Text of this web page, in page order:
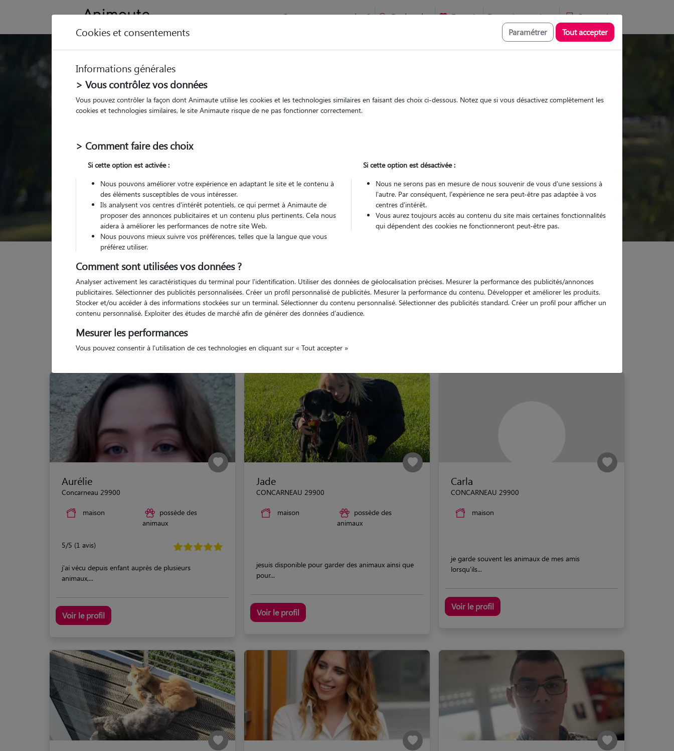
Comment ça marche ? Recherche Favoris Devenir pet sitter Connexion
Trouvez votre gardien idéal !
Parmi nospet sitters vérifiés chez le Pet Sitter
chez le Pet Sitter Visites
Visites
Pour quel animal ?
Trouver mon Pet Sitter
Garde animaux France Bretagne Finistère Concarneau
Aurélie
Concarneau 29900
maison
possède des
animaux
5/5 (1 avis)
j'ai vécu depuis enfant auprès de plusieurs
animaux,...
Voir le profil
Jade
CONCARNEAU 29900
maison
possède des
animaux
jesuis disponible pour garder des animaux ainsi que
pour...
Voir le profil
Carla
CONCARNEAU 29900
maison
je garde souvent les animaux de mes amis
lorsqu'ils...
Voir le profil
Cookies et consentements Paramétrer Tout accepter
Informations générales
> Vous contrôlez vos données
Vous pouvez contrôler la façon dont Animaute utilise les cookies et les technologies similaires en faisant des choix ci-dessous. Notez que si vous désactivez complètement les
cookies et technologies similaires, le site Animaute risque de ne pas fonctionner correctement.
> Comment faire des choix
Si cette option est activée :
Nous pouvons améliorer votre expérience en adaptant le site et le contenu à
des éléments susceptibles de vous intéresser.
Ils analysent vos centres d'intérêt potentiels, ce qui permet à Animaute de
proposer des annonces publicitaires et un contenu plus pertinents. Cela nous
aidera à améliorer les performances de notre site Web.
Nous pouvons mieux suivre vos préférences, telles que la langue que vous
préférez utiliser.
Si cette option est désactivée :
Nous ne serons pas en mesure de nous souvenir de vous d'une sessions à
l'autre. Par conséquent, l'expérience ne sera peut-être pas adaptée à vos
centres d'intérêt.
Vous aurez toujours accès au contenu du site mais certaines fonctionnalités
qui dépendent des cookies ne fonctionneront peut-être pas.
Comment sont utilisées vos données ?
Analyser activement les caractéristiques du terminal pour l'identification. Utiliser des données de géolocalisation précises. Mesurer la performance des publicités/annonces
publicitaires. Sélectionner des publicités personnalisées. Créer un profil personnalisé de publicités. Mesurer la performance du contenu. Développer et améliorer les produits.
Stocker et/ou accéder à des informations stockées sur un terminal. Sélectionner du contenu personnalisé. Sélectionner des publicités standard. Créer un profil pour afficher un
contenu personnalisé. Exploiter des études de marché afin de générer des données d'audience.
Mesurer les performances
Vous pouvez consentir à l'utilisation de ces technologies en cliquant sur « Tout accepter »